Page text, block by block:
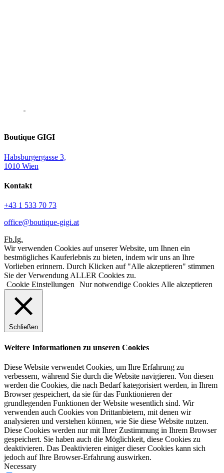
Boutique GIGI
Habsburgergasse 3,
1010 Wien
Kontakt
+43 1 533 70 73
office@boutique-gigi.at
Fb.Ig.
Wir verwenden Cookies auf unserer Website, um Ihnen ein
bestmögliches Kauferlebnis zu bieten, indem wir uns an Ihre
Vorlieben erinnern. Durch Klicken auf "Alle akzeptieren" stimmen
Sie der Verwendung ALLER Cookies zu.
Cookie Einstellungen
Nur notwendige Cookies Alle akzeptieren
Schließen
Weitere Informationen zu unseren Cookies
Diese Website verwendet Cookies, um Ihre Erfahrung zu
verbessern, während Sie durch die Website navigieren. Von diesen
werden die Cookies, die nach Bedarf kategorisiert werden, in Ihrem
Browser gespeichert, da sie für das Funktionieren der
grundlegenden Funktionen der Website wesentlich sind. Wir
verwenden auch Cookies von Drittanbietern, mit denen wir
analysieren und verstehen können, wie Sie diese Website nutzen.
Diese Cookies werden nur mit Ihrer Zustimmung in Ihrem Browser
gespeichert. Sie haben auch die Möglichkeit, diese Cookies zu
deaktivieren. Das Deaktivieren einiger dieser Cookies kann sich
jedoch auf Ihre Browser-Erfahrung auswirken.
Necessary